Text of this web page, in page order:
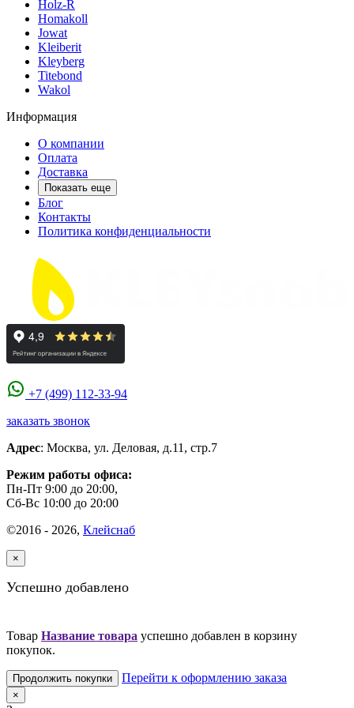
Holz-R
Homakoll
Jowat
Kleiberit
Kleyberg
Titebond
Wakol
Информация
О компании
Оплата
Доставка
Показать еще
Блог
Контакты
Политика конфиденциальности
+7 (499) 112-33-94
заказать звонок
Адрес: Москва, ул. Деловая, д.11, стр.7
Режим работы офиса:
Пн-Пт 9:00 до 20:00,
Сб-Вс 10:00 до 20:00
©2016 - 2026, Клейснаб
×
Успешно добавлено
Товар Название товара успешно добавлен в корзину
покупок.
Продолжить покупки Перейти к оформлению заказа
×